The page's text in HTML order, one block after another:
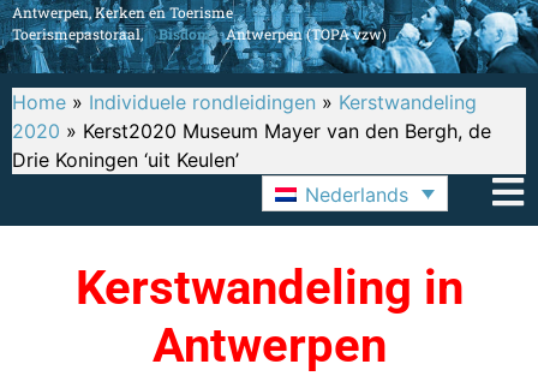
Antwerpen, Kerken en Toerisme
Toerismepastoraal,
Bisdom Antwerpen (TOPA vzw)
Home » Individuele rondleidingen » Kerstwandeling
2020 » Kerst2020 Museum Mayer van den Bergh, de
Drie Koningen ‘uit Keulen’
Nederlands
Kerstwandeling in
Antwerpen